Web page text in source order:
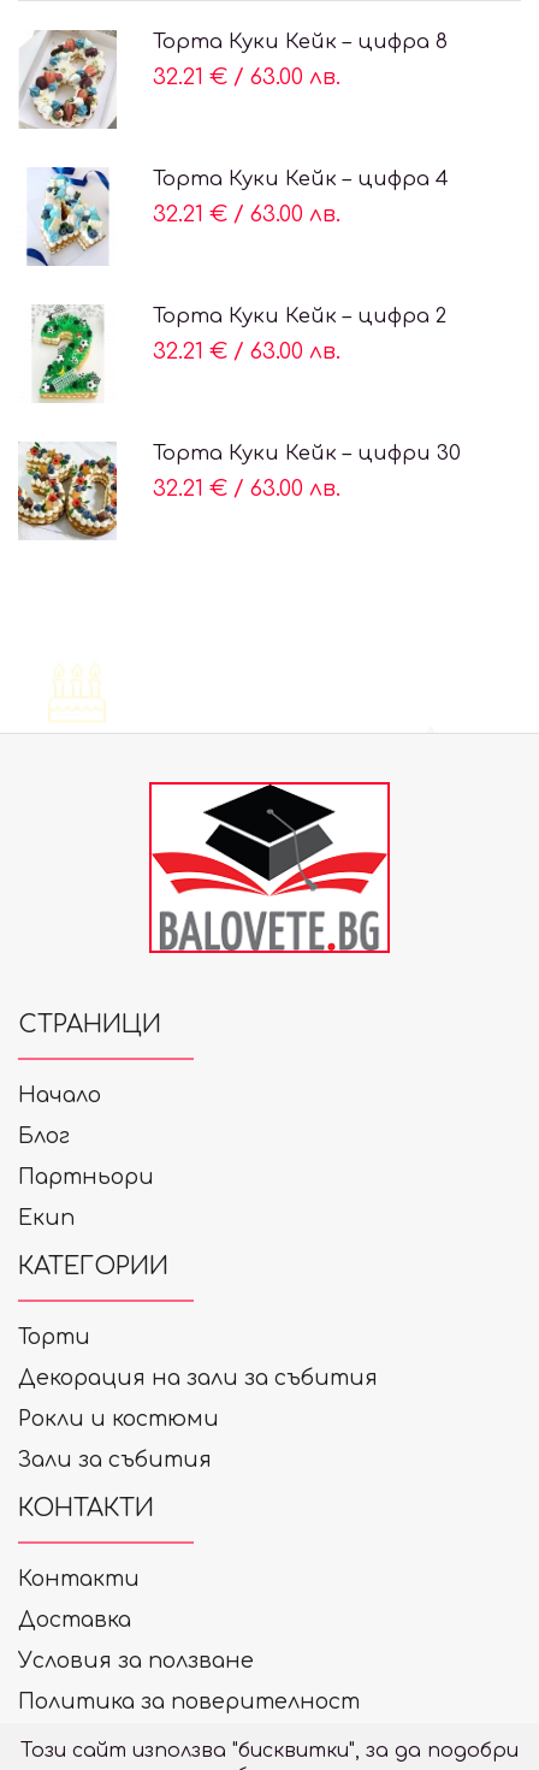
Торта Куки Кейк – цифра 8
32.21 € / 63.00 лв.
Торта Куки Кейк – цифра 4
32.21 € / 63.00 лв.
Торта Куки Кейк – цифра 2
32.21 € / 63.00 лв.
Торта Куки Кейк – цифри 30
32.21 € / 63.00 лв.
СТРАНИЦИ
Начало
Блог
Партньори
Екип
КАТЕГОРИИ
Торти
Декорация на зали за събития
Рокли и костюми
Зали за събития
КОНТАКТИ
Контакти
Доставка
Условия за ползване
Политика за поверителност
+359 878 33 99 20
Този сайт използва "бисквитки", за да подобри